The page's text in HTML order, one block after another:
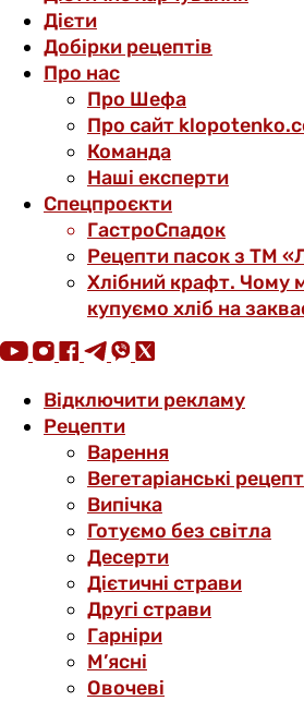
Дієти
Добірки рецептів
Про нас
Про Шефа
Про сайт
Команда
Наші експерти
Спецпроєкти
ГастроСпадок
Рецепти пасок з ТМ
Хлібний крафт. Чому
купуємо хліб на
Відключити рекламу
Рецепти
Варення
Вегетаріанські
Випічка
Готуємо без світла
Десерти
Дієтичні страви
Другі страви
Гарніри
М’ясні
Овочеві